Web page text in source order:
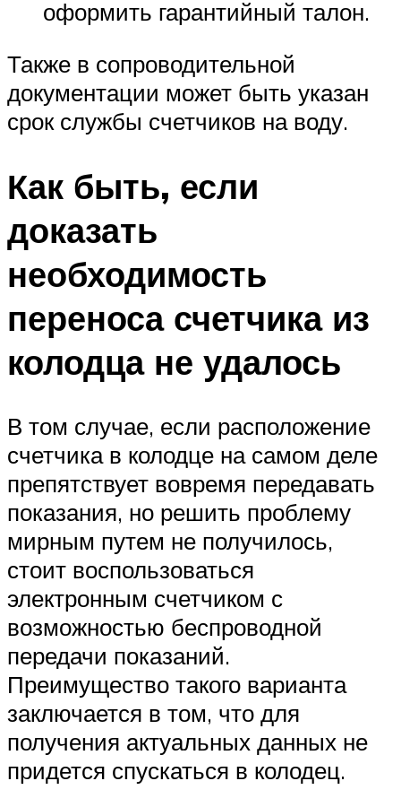
оформить гарантийный талон.
Также в сопроводительной
документации может быть указан
срок службы счетчиков на воду.
Как быть, если
доказать
необходимость
переноса счетчика из
колодца не удалось
В том случае, если расположение
счетчика в колодце на самом деле
препятствует вовремя передавать
показания, но решить проблему
мирным путем не получилось,
стоит воспользоваться
электронным счетчиком с
возможностью беспроводной
передачи показаний.
Преимущество такого варианта
заключается в том, что для
получения актуальных данных не
придется спускаться в колодец.